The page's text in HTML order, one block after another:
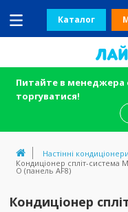
Каталог
Питайте в менеджера
торгуватися!
Настінні
Кондиціонер спліт-система
O (панель AF8)
Кондиціонер